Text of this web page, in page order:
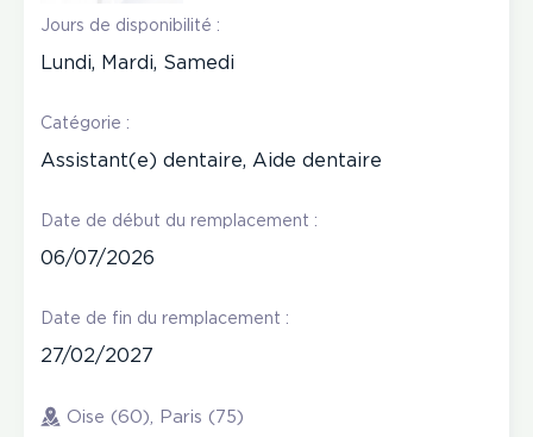
Jours de disponibilité :
Lundi, Mardi, Samedi
Catégorie :
Assistant(e) dentaire, Aide dentaire
Date de début du remplacement :
06/07/2026
Date de fin du remplacement :
27/02/2027
Oise (60), Paris (75)